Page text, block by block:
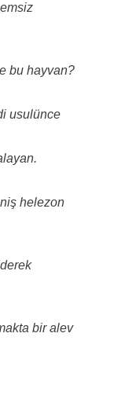
bu hayvan?
usulünce
helezon
bir alev